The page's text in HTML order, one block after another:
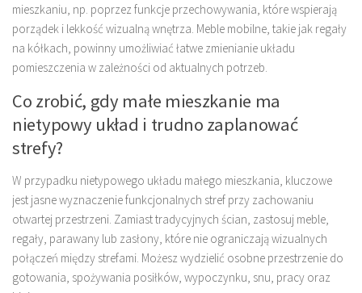
mieszkaniu, np. poprzez funkcje przechowywania, które wspierają
porządek i lekkość wizualną wnętrza. Meble mobilne, takie jak regały
na kółkach, powinny umożliwiać łatwe zmienianie układu
pomieszczenia w zależności od aktualnych potrzeb.
Co zrobić, gdy małe mieszkanie ma
nietypowy układ i trudno zaplanować
strefy?
W przypadku nietypowego układu małego mieszkania, kluczowe
jest jasne wyznaczenie funkcjonalnych stref przy zachowaniu
otwartej przestrzeni. Zamiast tradycyjnych ścian, zastosuj meble,
regały, parawany lub zasłony, które nie ograniczają wizualnych
połączeń między strefami. Możesz wydzielić osobne przestrzenie do
gotowania, spożywania posiłków, wypoczynku, snu, pracy oraz